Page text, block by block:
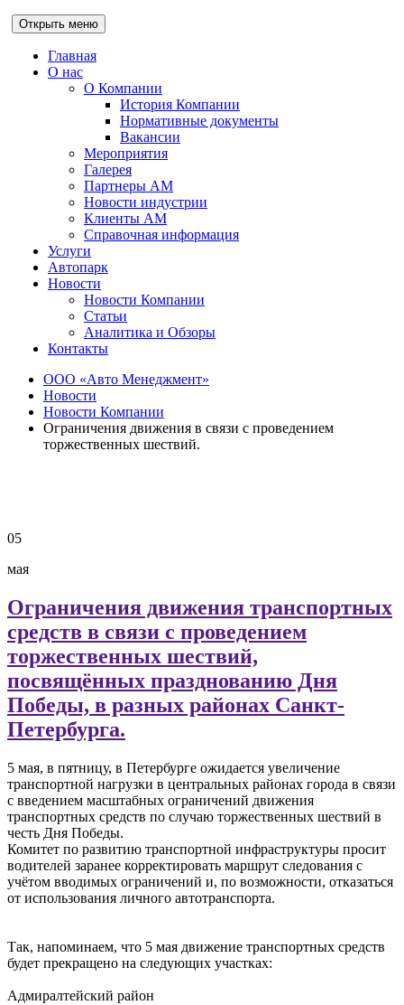
Открыть меню
Главная
О нас
О Компании
История Компании
Нормативные документы
Вакансии
Мероприятия
Галерея
Партнеры АМ
Новости индустрии
Клиенты АМ
Справочная информация
Услуги
Автопарк
Новости
Новости Компании
Статьи
Аналитика и Обзоры
Контакты
ООО «Авто Менеджмент»
Новости
Новости Компании
Ограничения движения в связи с проведением
торжественных шествий.
05
мая
Ограничения движения транспортных
средств в связи с проведением
торжественных шествий,
посвящённых празднованию Дня
Победы, в разных районах Санкт-
Петербурга.
5 мая, в пятницу, в Петербурге ожидается увеличение
транспортной нагрузки в центральных районах города в связи
с введением масштабных ограничений движения
транспортных средств по случаю торжественных шествий в
честь Дня Победы.
Комитет по развитию транспортной инфраструктуры просит
водителей заранее корректировать маршрут следования с
учётом вводимых ограничений и, по возможности, отказаться
от использования личного автотранспорта.
Так, напоминаем, что 5 мая движение транспортных средств
будет прекращено на следующих участках:
Адмиралтейский район